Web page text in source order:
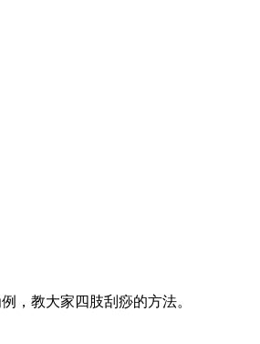
，教大家四肢刮痧的方法。